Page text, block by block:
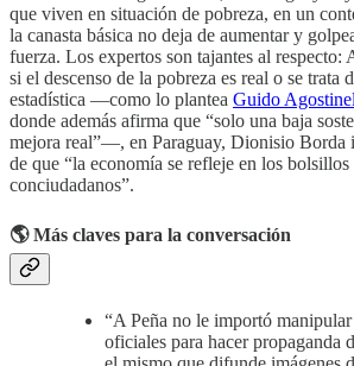
que viven en situación de pobreza, en un
la canasta básica no deja de aumentar y
fuerza. Los expertos son tajantes al respecto:
si el descenso de la pobreza es real o se trata
estadística —como lo plantea Guido
donde además afirma que “solo una baja
mejora real”—, en Paraguay, Dionisio Borda
de que “la economía se refleje en los bolsillos
conciudadanos”.
🌎 Más claves para la conversación
“A Peña no le importó
oficiales para hacer propaganda